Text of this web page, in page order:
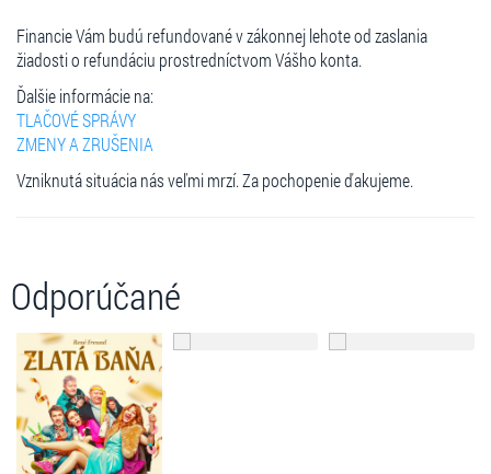
Financie Vám budú refundované v zákonnej lehote od zaslania
žiadosti o refundáciu prostredníctvom Vášho konta.
Ďalšie informácie na:
TLAČOVÉ SPRÁVY
ZMENY A ZRUŠENIA
Vzniknutá situácia nás veľmi mrzí. Za pochopenie ďakujeme.
Odporúčané